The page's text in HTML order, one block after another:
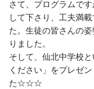
さて、プログラムで
して下さり、工夫満
た。生徒の皆さんの
りました。
そして、仙北中学校
ください」をプレゼ
た☆☆☆